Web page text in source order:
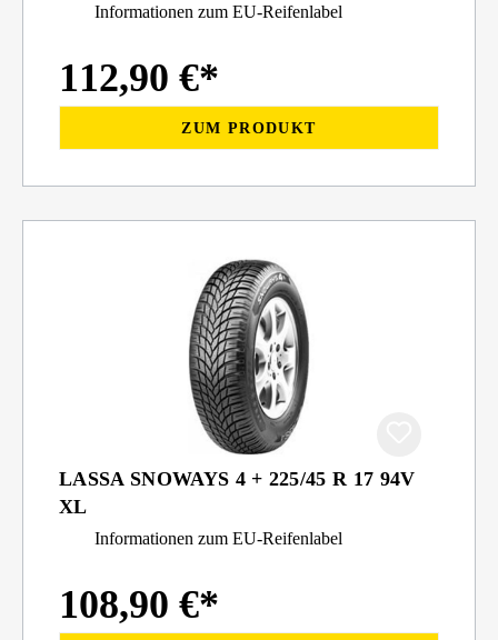
Informationen zum EU-Reifenlabel
112,90 €*
ZUM PRODUKT
LASSA SNOWAYS 4 + 225/45 R 17 94V
XL
Informationen zum EU-Reifenlabel
108,90 €*